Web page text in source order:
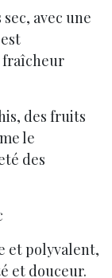
avec une
des fruits
le
des
et polyvalent,
et douceur.